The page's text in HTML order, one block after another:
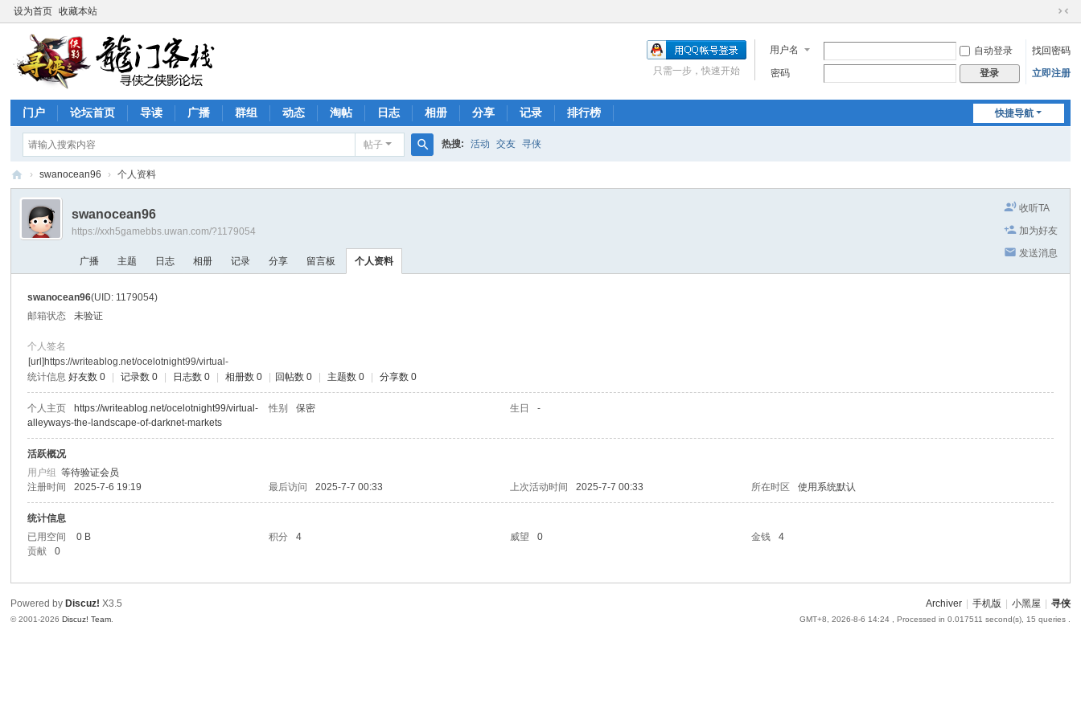
设为首页 收藏本站
切
到
窄
用户名 自动登录
找回密码
密码
登录 立即注册
只需一步，快速开始
快捷导航
门户 论坛首页 导读 广播 群组 动态 淘帖 日志 相册 分享 记录 排行榜
帖子
索
热搜: 活动 交友 寻侠
寻
论
› swanocean96 › 个人资料
收听TA
加为好友
发送消息
swanocean96
https://xxh5gamebbs.uwan.com/?1179054
广播 主题 日志 相册 记录 分享 留言板 个人资料
swanocean96(UID: 1179054)
邮箱状态
未验证
个人签名
[url]https://writeablog.net/ocelotnight99/virtual-
统计信息 好友数 0 记录数 0 日志数 0 相册数 0 回帖数 0 主题数 0 分享数 0
个人主页
https://writeablog.net/ocelotnight99/virtual-
alleyways-the-landscape-of-darknet-markets
性别 保密 生日 -
活跃概况
用户组等待验证会员
注册时间
2025-7-6 19:19 最后访问 2025-7-7 00:33 上次活动时间 2025-7-7 00:33 所在时区 使用系统默认
统计信息
已用空间
0 B 积分 4 威望 0 金钱
4
贡献
0
Archiver 手机版 小黑屋 寻侠
GMT+8, 2026-8-6 14:24, Processed in 0.017511 second(s), 15 queries .
Powered by Discuz! X3.5
© 2001-2026Discuz! Team